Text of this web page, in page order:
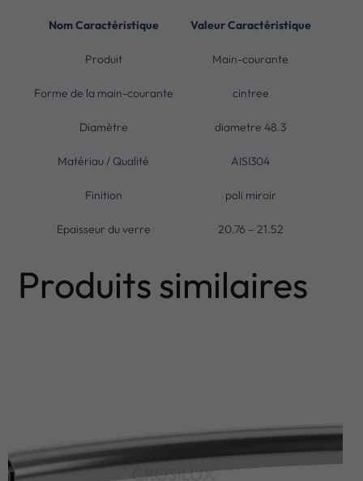
Nom Caractéristique Valeur Caractéristique
Produit Main-courante
Forme de la main-courante cintree
Diamètre diametre 48.3
Matériau / Qualité AISI304
Finition poli miroir
Epaisseur du verre 20.76 – 21.52
Produits similaires